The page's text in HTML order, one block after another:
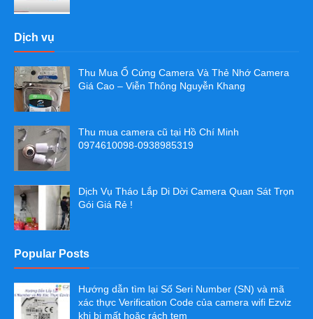
Dịch vụ
Thu Mua Ổ Cứng Camera Và Thẻ Nhớ Camera
Giá Cao – Viễn Thông Nguyễn Khang
Thu mua camera cũ tại Hồ Chí Minh
0974610098-0938985319
Dịch Vụ Tháo Lắp Di Dời Camera Quan Sát Trọn
Gói Giá Rẻ !
Popular Posts
Hướng dẫn tìm lại Số Seri Number (SN) và mã
xác thực Verification Code của camera wifi Ezviz
khi bị mất hoặc rách tem